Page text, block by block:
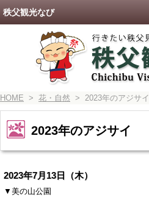
HOME > 花・自然 > 2023年のアジサイ
2023年のアジサイ
2023年7月13日（木）
▼美の山公園
秩父観光なび